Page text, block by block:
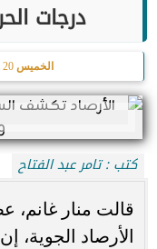
درجات
الخميس
كتب : تامر عبد الفتاح
قالت منار غانم،
الأرصاد الجوية،